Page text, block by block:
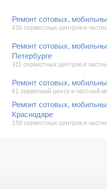
Ремонт сотовых,
436 сервистных центров и
Ремонт сотовых,
Петербурге
311 сервистных центров и
Ремонт сотовых,
61 сервисный центр и частный
Ремонт сотовых,
Краснодаре
150 сервистных центров и